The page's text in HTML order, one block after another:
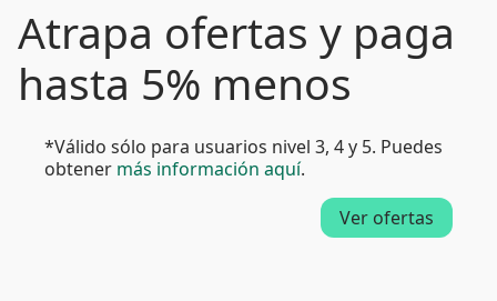
Atrapa ofertas y paga
hasta 5% menos
*Válido sólo para usuarios nivel 3, 4 y 5. Puedes
obtener más información aquí.
Ver ofertas